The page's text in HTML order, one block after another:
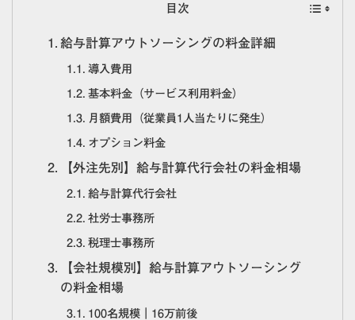
目次
給与計算アウトソーシングの料金詳細
導入費用
基本料金（サービス利用料金）
月額費用（従業員1人当たりに発生）
オプション料金
【外注先別】給与計算代行会社の料金相場
給与計算代行会社
社労士事務所
税理士事務所
【会社規模別】給与計算アウトソーシング
の料金相場
100名規模｜16万前後